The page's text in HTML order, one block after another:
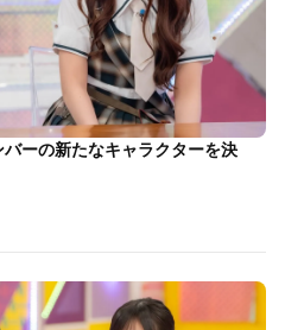
ーの新たなキャラクターを決